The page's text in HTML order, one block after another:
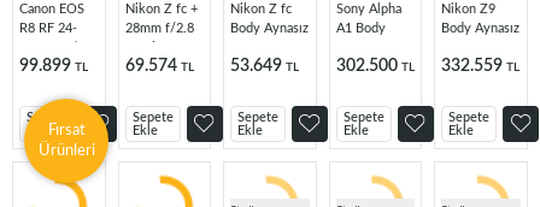
Canon EOS
R8 RF 24-
7.1 IS STM
99.899 TL
Sepete
Ekle
Nikon Z fc +
28mm f/2.8
(Silver)
69.574 TL
Sepete
Ekle
Nikon Z fc
Body Aynasız
Makinesi
53.649 TL
Sepete
Ekle
Sony Alpha
A1 Body
Dijital
Makinesi
302.500 TL
Sepete
Ekle
Nikon Z9
Body Aynasız
Makinesi
332.559 TL
Sepete
Ekle
Fırsat
Ürünleri